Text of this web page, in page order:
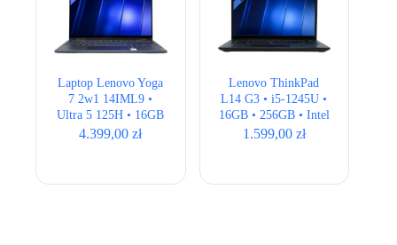
Laptop Lenovo Yoga
7 2w1 14IML9 •
Ultra 5 125H • 16GB
• 512GB • Intel Arc
4.399,00zł
Lenovo ThinkPad
L14 G3 • i5-1245U •
16GB • 256GB • Intel
Iris Xe • 14″ Full HD
1.599,00 zł